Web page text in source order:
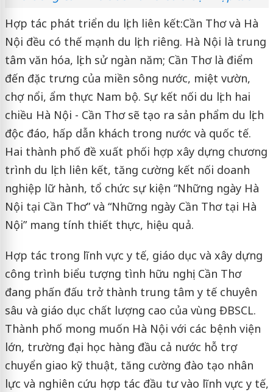
Hợp tác phát triển du lịch liên kết:Cần Thơ và Hà
Nội đều có thế mạnh du lịch riêng. Hà Nội là trung
tâm văn hóa, lịch sử ngàn năm; Cần Thơ là điểm
đến đặc trưng của miền sông nước, miệt vườn,
chợ nổi, ẩm thực Nam bộ. Sự kết nối du lịch hai
chiều Hà Nội - Cần Thơ sẽ tạo ra sản phẩm du lịch
độc đáo, hấp dẫn khách trong nước và quốc tế.
Hai thành phố đề xuất phối hợp xây dựng chương
trình du lịch liên kết, tăng cường kết nối doanh
nghiệp lữ hành, tổ chức sự kiện “Những ngày Hà
Nội tại Cần Thơ” và “Những ngày Cần Thơ tại Hà
Nội” mang tính thiết thực, hiệu quả.
Hợp tác trong lĩnh vực y tế, giáo dục và xây dựng
công trình biểu tượng tình hữu nghị: Cần Thơ
đang phấn đấu trở thành trung tâm y tế chuyên
sâu và giáo dục chất lượng cao của vùng ĐBSCL.
Thành phố mong muốn Hà Nội với các bệnh viện
lớn, trường đại học hàng đầu cả nước hỗ trợ
chuyển giao kỹ thuật, tăng cường đào tạo nhân
lực và nghiên cứu hợp tác đầu tư vào lĩnh vực y tế,